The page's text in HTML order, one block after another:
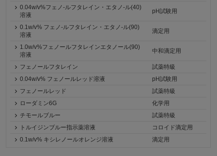
0.04w/v%フェノ-ルフタレイン・エタノ-ル(40)
溶液
pH試験用
0.1w/v% フェノ-ルフタレイン・エタノ-ル(90)
溶液
滴定用
1.0w/v%フェノールフタレインエタノール(90)
溶液
中和滴定用
フェノールフタレイン
試薬特級
0.04w/v% フェノールレッド溶液
pH試験用
フェノールレッド
試薬特級
ローダミン6G
化学用
チモールブルー
試薬特級
トルイジンブルー指示薬溶液
コロイド滴定用
0.1w/v% キシレノールオレンジ溶液
滴定用